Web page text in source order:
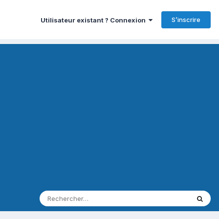
Utilisateur existant ? Connexion S’inscrire